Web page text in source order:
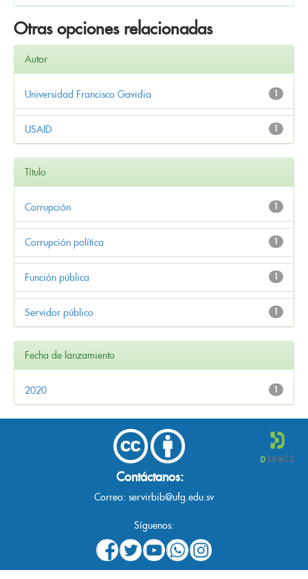
Otras opciones relacionadas
Autor
1
Universidad Francisco Gavidia
1
USAID
Título
1
Corrupción
1
Corrupción política
1
Función pública
1
Servidor público
Fecha de lanzamiento
1
2020
Contáctanos:
Correo: servirbib@ufg.edu.sv
Síguenos: